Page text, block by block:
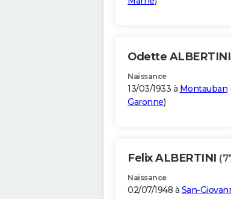
Odette ALBERTINI
Naissance
13/03/1933 à Montauban
Garonne)
Felix ALBERTINI
Naissance
02/07/1948 à San-